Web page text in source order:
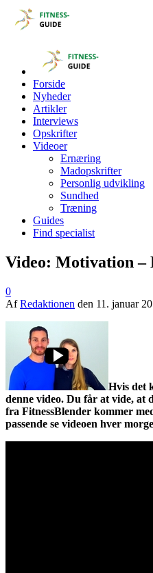
Forside
Nyheder
Artikler
Interviews
Opskrifter
Videoer
Ernæring
Madopskrifter
Personlig udvikling
Sundhed
Træning
Guides
Find specialist
Video: Motivation –
0
AfRedaktionen den 11. januar
Hvis det
denne video. Du får at vide, at
fra FitnessBlender kommer
passende se videoen hver